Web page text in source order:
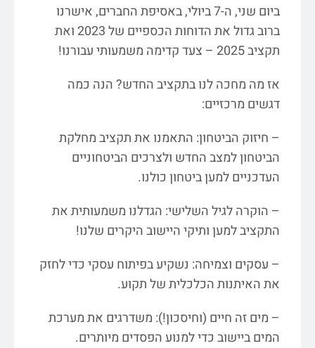
ביום שני, ה-7 ביולי, באסיפת החברים, אישרנו
ברוב גדול את הדוחות הכספיים של 2023 ואת
תקציב 2025 – צעד קדימה משמעותי עבורנו!
אז מה מחכה לנו בתקציב החדש? הנה כמה
דגשים מרכזיים:
– חיזוק הביטחון: התאמנו את תקציב מחלקת
הביטחון למצב החדש ולצרכים הביטחוניים
העדכניים למען ביטחון כולנו.
– הוקרה לגיל השלישי: הגדלנו משמעותית את
התקציב למען ותיקי היישוב היקרים שלנו!
– עסקים וצמיחה: נשקיע בפיתוח עסקי כדי לחזק
את האיתנות הכלכלית של תקוע.
– מים זה חיים (וחיסכון!): משדרגים את מערכת
המים ביישוב כדי למנוע הפסדים מיותרים.